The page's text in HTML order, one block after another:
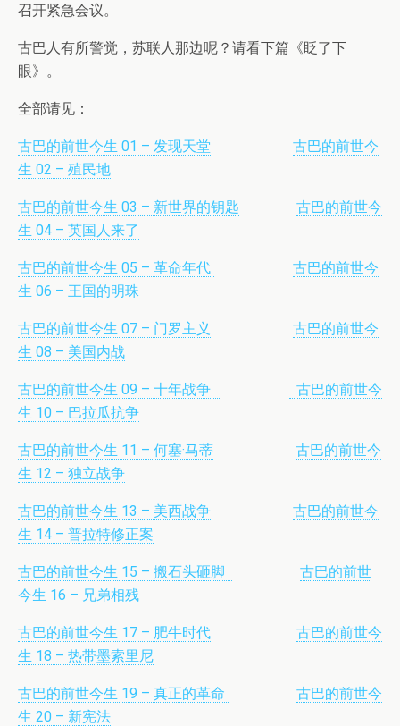
召开紧急会议。
古巴人有所警觉，苏联人那边呢？请看下篇《眨了下
眼》。
全部请见：
古巴的前世今生 01 – 发现天堂
古巴的前世今
生 02 – 殖民地
古巴的前世今生 03 – 新世界的钥匙
古巴的前世今
生 04 – 英国人来了
古巴的前世今生 05 – 革命年代
古巴的前世今
生 06 – 王国的明珠
古巴的前世今生 07 – 门罗主义
古巴的前世今
生 08 – 美国内战
古巴的前世今生 09 – 十年战争
古巴的前世今
生 10 – 巴拉瓜抗争
古巴的前世今生 11 – 何塞·马蒂
古巴的前世今
生 12 – 独立战争
古巴的前世今生 13 – 美西战争
古巴的前世今
生 14 – 普拉特修正案
古巴的前世今生 15 – 搬石头砸脚
古巴的前世
今生 16 – 兄弟相残
古巴的前世今生 17 – 肥牛时代
古巴的前世今
生 18 – 热带墨索里尼
古巴的前世今生 19 – 真正的革命
古巴的前世今
生 20 – 新宪法